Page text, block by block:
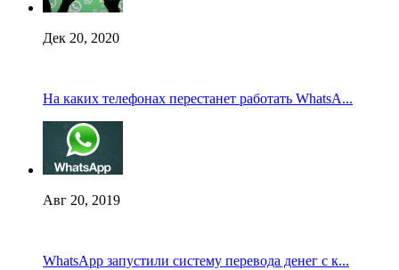
Дек 20, 2020
На каких телефонах перестанет работать WhatsA...
Авг 20, 2019
WhatsApp запустили систему перевода денег с к...